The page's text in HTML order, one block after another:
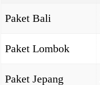
Paket Bali
Paket Lombok
Paket Jepang